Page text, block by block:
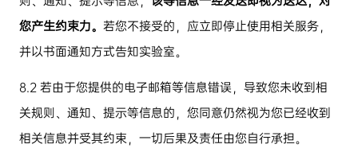
您产生约束力。若您不接受的，应立即停止使用相关服务，
并以书面通知方式告知实验室。
8.2若由于您提供的电子邮箱等信息错误，导致您未收到相
关规则、通知、提示等信息的，您同意仍然视为您已经收到
相关信息并受其约束，一切后果及责任由您自行承担。